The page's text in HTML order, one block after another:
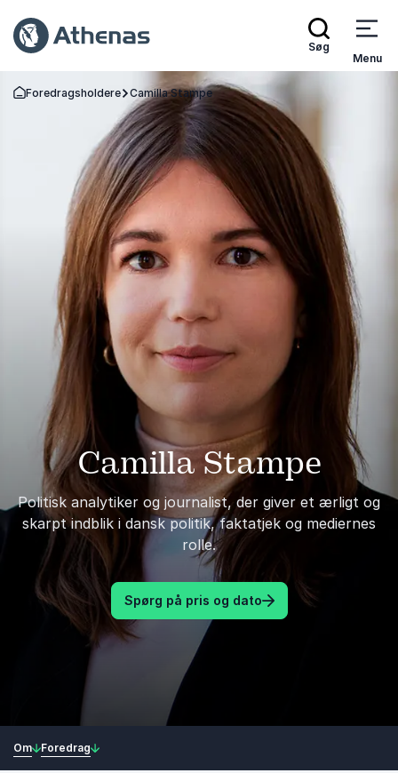
Søg
Menu
Tilbage til forsiden
Foredragsholdere Camilla Stampe
Camilla Stampe
Politisk analytiker og journalist, der giver et ærligt og
skarpt indblik i dansk politik, faktatjek og mediernes
rolle.
Spørg på pris og dato
Om Foredrag